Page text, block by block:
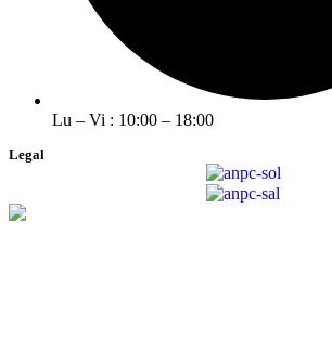
Lu – Vi : 10:00 – 18:00
Legal